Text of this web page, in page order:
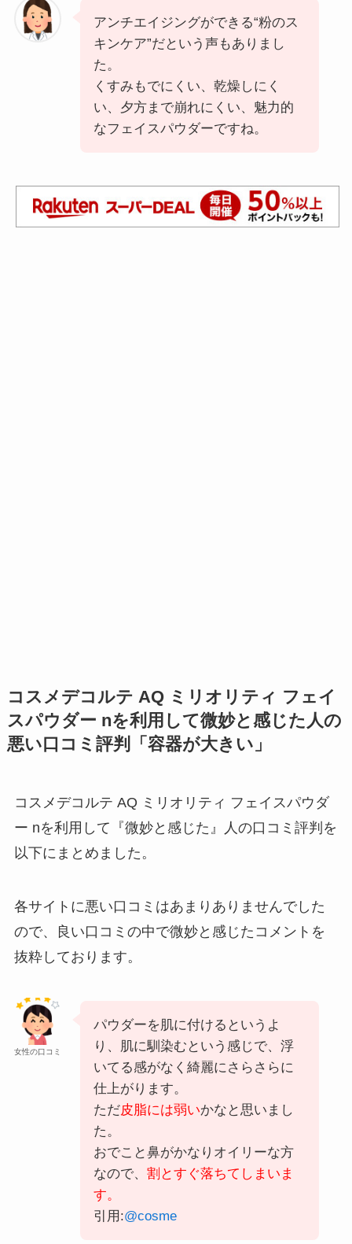
アンチエイジングができる“粉のス
キンケア”だという声もありまし
た。
くすみもでにくい、乾燥しにく
い、夕方まで崩れにくい、魅力的
なフェイスパウダーですね。
コスメデコルテ AQ ミリオリティ フェイ
スパウダー nを利用して微妙と感じた人の
悪い口コミ評判「容器が大きい」
コスメデコルテ AQ ミリオリティ フェイスパウダ
ー nを利用して『微妙と感じた』人の口コミ評判を
以下にまとめました。
各サイトに悪い口コミはあまりありませんでした
ので、良い口コミの中で微妙と感じたコメントを
抜粋しております。
女性の口コミ
パウダーを肌に付けるというよ
り、肌に馴染むという感じで、浮
いてる感がなく綺麗にさらさらに
仕上がります。
ただ皮脂には弱いかなと思いまし
た。
おでこと鼻がかなりオイリーな方
なので、 割とすぐ落ちてしまいま
す。
引用:@cosme